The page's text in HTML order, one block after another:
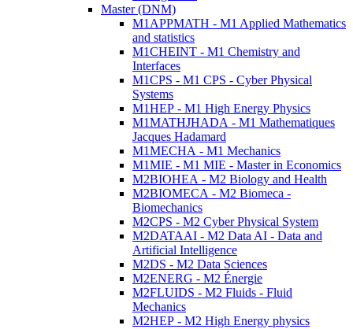
Master (DNM)
M1APPMATH - M1 Applied Mathematics
and statistics
M1CHEINT - M1 Chemistry and
Interfaces
M1CPS - M1 CPS - Cyber Physical
Systems
M1HEP - M1 High Energy Physics
M1MATHJHADA - M1 Mathematiques
Jacques Hadamard
M1MECHA - M1 Mechanics
M1MIE - M1 MIE - Master in Economics
M2BIOHEA - M2 Biology and Health
M2BIOMECA - M2 Biomeca -
Biomechanics
M2CPS - M2 Cyber Physical System
M2DATAAI - M2 Data AI - Data and
Artificial Intelligence
M2DS - M2 Data Sciences
M2ENERG - M2 Énergie
M2FLUIDS - M2 Fluids - Fluid
Mechanics
M2HEP - M2 High Energy physics